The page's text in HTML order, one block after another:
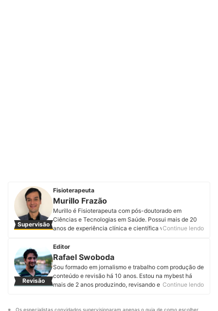
Supervisão
Fisioterapeuta
Murillo Frazão
Murillo é Fisioterapeuta com pós-doutorado em
Ciências e Tecnologias em Saúde. Possui mais de 20
anos de experiência clínica e científica voltada para a
e desenvolvimento de tecnologias para reabilitação. Já
prestou assistência a milhares de pacientes, tanto em
nível ambulatorial quanto hospitalar.
Perfil de Murillo Frazão
Continue lendo
Revisão
Editor
Rafael Swoboda
Sou formado em jornalismo e trabalho com produção de
conteúdo e revisão há 10 anos. Estou na mybest há
mais de 2 anos produzindo, revisando e atualizando
Continue lendo
Os especialistas convidados supervisionaram apenas o guia de como escolher